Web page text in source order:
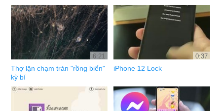
6:21
Thợ lặn chạm trán "rồng biển"
kỳ bí
0:37
iPhone 12 Lock